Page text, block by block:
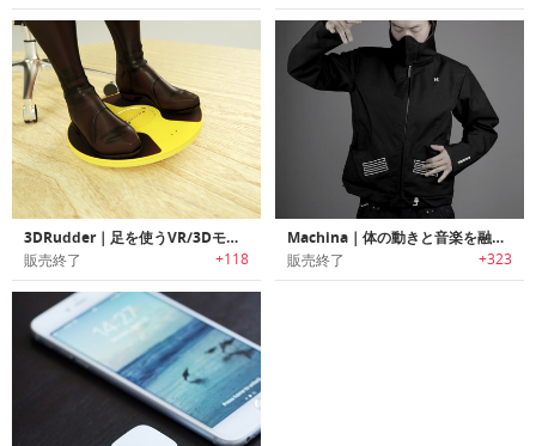
3DRudder｜足を使うVR/3Dモーションコントローラー「3Dラダー」
販売終了 +118
Machina｜体の動きと音楽を融合させるウェアラブルインタフェース
販売終了 +323